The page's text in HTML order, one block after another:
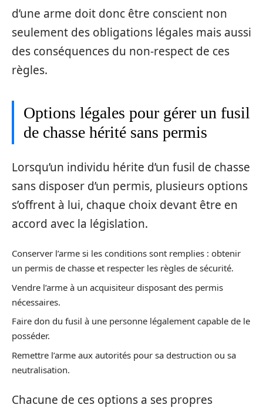
d’une arme doit donc être conscient non
seulement des obligations légales mais aussi
des conséquences du non-respect de ces
règles.
Options légales pour gérer un fusil
de chasse hérité sans permis
Lorsqu’un individu hérite d’un fusil de chasse
sans disposer d’un permis, plusieurs options
s’offrent à lui, chaque choix devant être en
accord avec la législation.
Conserver l’arme si les conditions sont remplies : obtenir
un permis de chasse et respecter les règles de sécurité.
Vendre l’arme à un acquisiteur disposant des permis
nécessaires.
Faire don du fusil à une personne légalement capable de le
posséder.
Remettre l’arme aux autorités pour sa destruction ou sa
neutralisation.
Chacune de ces options a ses propres